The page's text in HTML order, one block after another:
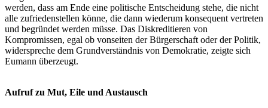
werden, dass am Ende eine politische Entscheidung stehe, die nicht
alle zufriedenstellen könne, die dann wiederum konsequent vertreten
und begründet werden müsse. Das Diskreditieren von
Kompromissen, egal ob vonseiten der Bürgerschaft oder der Politik,
widerspreche dem Grundverständnis von Demokratie, zeigte sich
Eumann überzeugt.
Aufruf zu Mut, Eile und Austausch